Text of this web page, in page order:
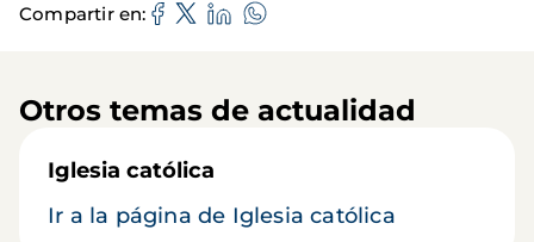
Compartir en
Otros temas de actualidad
Iglesia católica
Ir a la página de Iglesia católica